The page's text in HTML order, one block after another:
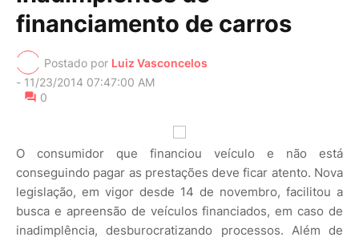
financiamento de carros
Postado por Luiz Vasconcelos
- 11/23/2014 07:47:00 AM
0
O consumidor que financiou veículo e não está
conseguindo pagar as prestações deve ficar atento. Nova
legislação, em vigor desde 14 de novembro, facilitou a
busca e apreensão de veículos financiados, em caso de
inadimplência, desburocratizando processos. Além de